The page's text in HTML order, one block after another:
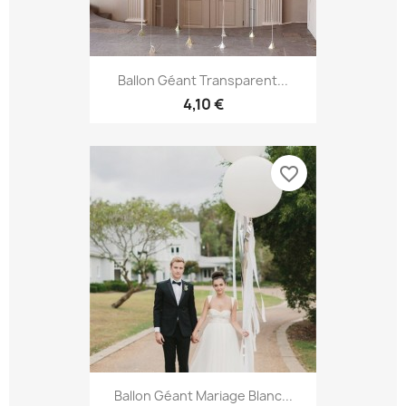
Ballon Géant Transparent...
4,10 €
Ballon Géant Mariage Blanc...
favorite_border